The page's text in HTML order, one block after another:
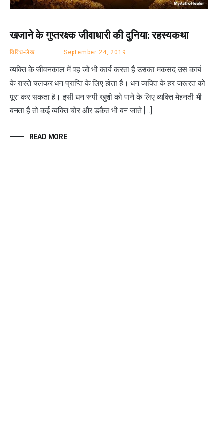
खजाने के गुप्तरक्ष्क जीवाधारी की दुनिया: रहस्यकथा
विविध-लेख September 24, 2019
व्यक्ति के जीवनकाल में वह जो भी कार्य करता है उसका मकसद उस कार्य
के रास्ते चलकर धन प्राप्ति के लिए होता है। धन व्यक्ति के हर जरूरत को
पूरा कर सकता है। इसी धन रूपी खुशी को पाने के लिए व्यक्ति मेहनती भी
बनता है तो कई व्यक्ति चोर और डकैत भी बन जाते […]
READ MORE